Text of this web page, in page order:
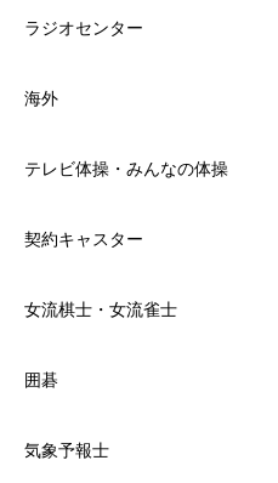
ラジオセンター
海外
テレビ体操・みんなの体操
契約キャスター
女流棋士・女流雀士
囲碁
気象予報士